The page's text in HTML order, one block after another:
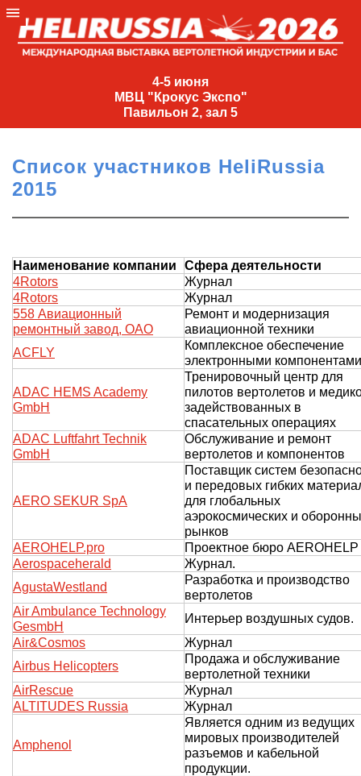
4-5 июня
МВЦ "Крокус Экспо"
Павильон 2, зал 5
4-
МВЦ
Экспо"
Павильон
2,
5
+7
(495)
477-
33-81
Партнеры выставки
Крокус Экспо
Документы
Контакты
Для участников
Заочное участие
Прилет на выставку
Основные требования МВЦ «Крокус Экспо»
Место проведения HeliRussia
Правила доступа и пребывания Крокус Экспо
Для СМИ
Условия инфопартнёрства
Положение об аккредитации
Публикации о выставке
Пресс-релизы
Список участников HeliRussia
2015
Наименование компании
Сфера деятельности
4Rotors
Журнал
4Rotors
Журнал
558 Авиационный
ремонтный завод, ОАО
Ремонт и модернизация
авиационной техники
ACFLY
Комплексное обеспечение
электронными
ADAC HEMS Academy
GmbH
Тренировочный центр для
пилотов вертолетов и
задействованных в
спасательных операциях
ADAC Luftfahrt Technik
GmbH
Обслуживание и ремонт
вертолетов и компонентов
AERO SEKUR SpA
Поставщик систем
и передовых гибких
для глобальных
аэрокосмических и
рынков
AEROHELP.pro
Проектное бюро AEROHELP
Aerospaceherald
Журнал.
AgustaWestland
Разработка и производство
вертолетов
Air Ambulance Technology
GesmbH
Интерьер воздушных судов.
Air&Cosmos
Журнал
Airbus Helicopters
Продажа и обслуживание
вертолетной техники
AirRescue
Журнал
ALTITUDES Russia
Журнал
Amphenol
Является одним из ведущих
мировых производителей
разъемов и кабельной
продукции.